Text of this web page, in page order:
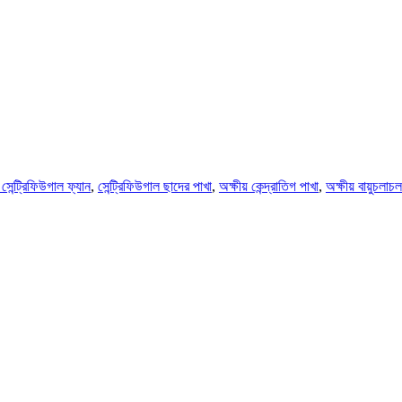
ফ্যান, সেন্ট্রিফিউগাল ছাদের পাখা, অক্ষীয় কেন্দ্রাতিগ পাখা, অক্ষীয়